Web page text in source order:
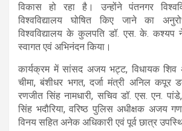
विकास हो रहा है। उन्होंने पंतनगर
विश्वविद्यालय घोषित किए जाने का
विश्वविद्यालय के कुलपति डॉ. एस. के. कश्यप
स्वागत एवं अभिनंदन किया।
कार्यक्रम में सांसद अजय भट्ट, विधायक शिव
चीमा, बंशीधर भगत, दर्जा मंत्री अनिल कपूर
रणजीत सिंह नामधारी, सचिव डॉ. एस. एन. पांडे,
सिंह भदौरिया, वरिष्ठ पुलिस अधीक्षक अजय
विनय सहित अनेक अधिकारी एवं पूर्व छात्र